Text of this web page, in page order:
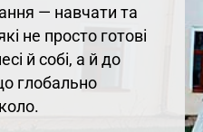
— навчати та
не просто готові
й собі, а й до
глобально